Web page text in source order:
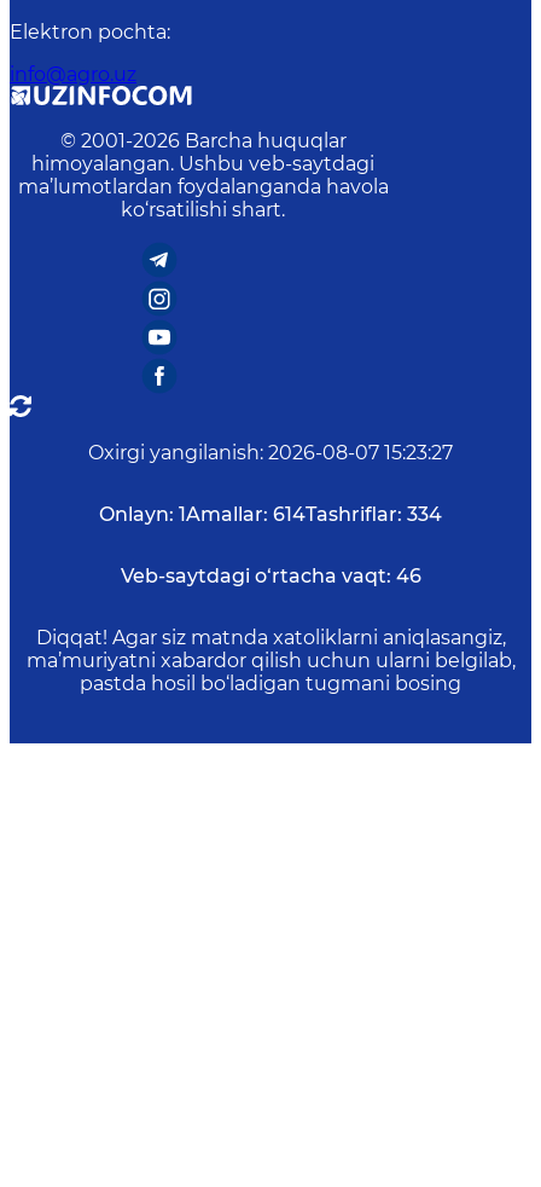
Elektron pochta:
info@agro.uz
© 2001-2026 Barcha huquqlar
himoyalangan. Ushbu veb-saytdagi
ma’lumotlardan foydalanganda havola
ko‘rsatilishi shart.
Oxirgi yangilanish: 2026-08-07 15:23:27
Onlayn: 1Amallar: 614Tashriflar: 334
Veb-saytdagi o‘rtacha vaqt: 46
Diqqat! Agar siz matnda xatoliklarni aniqlasangiz,
ma’muriyatni xabardor qilish uchun ularni belgilab,
pastda hosil bo‘ladigan tugmani bosing